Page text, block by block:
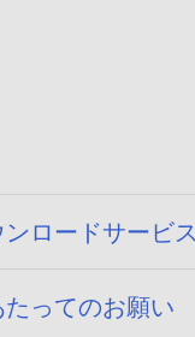
ロードサービ
ってのお願い